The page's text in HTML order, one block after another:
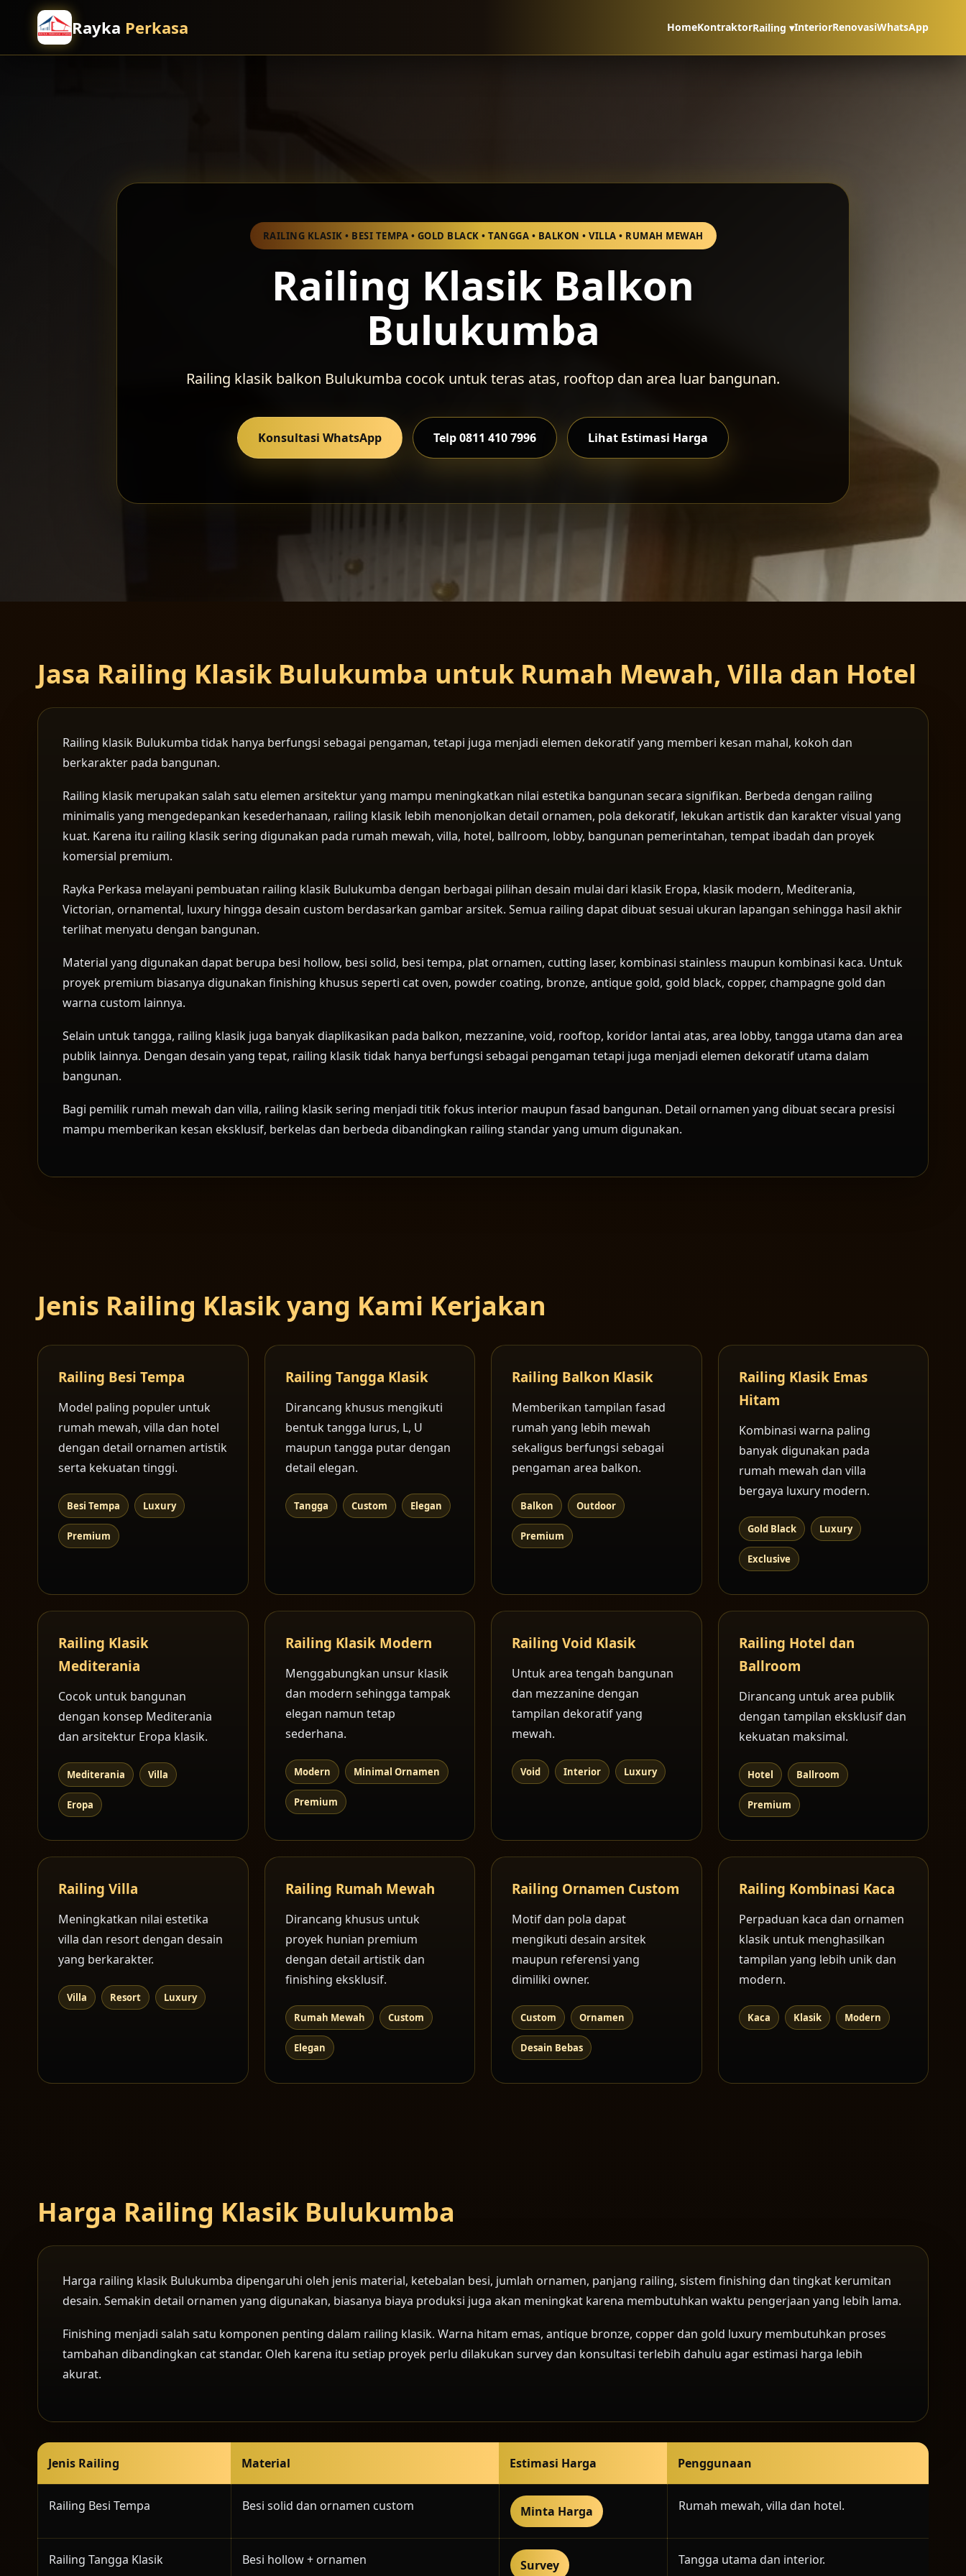
Rayka Perkasa HomeKontraktorRailing ▾InteriorRenovasiWhatsApp
RAILING KLASIK • BESI TEMPA • GOLD BLACK • TANGGA • BALKON • VILLA • RUMAH MEWAH
Railing Klasik Balkon
Bulukumba
Railing klasik balkon Bulukumba cocok untuk teras atas, rooftop dan area luar bangunan.
Konsultasi WhatsApp Telp 0811 410 7996 Lihat Estimasi Harga
Jasa Railing Klasik Bulukumba untuk Rumah Mewah, Villa dan Hotel
Railing klasik Bulukumba tidak hanya berfungsi sebagai pengaman, tetapi juga menjadi elemen dekoratif yang memberi kesan mahal, kokoh dan
berkarakter pada bangunan.
Railing klasik merupakan salah satu elemen arsitektur yang mampu meningkatkan nilai estetika bangunan secara signifikan. Berbeda dengan railing
minimalis yang mengedepankan kesederhanaan, railing klasik lebih menonjolkan detail ornamen, pola dekoratif, lekukan artistik dan karakter visual yang
kuat. Karena itu railing klasik sering digunakan pada rumah mewah, villa, hotel, ballroom, lobby, bangunan pemerintahan, tempat ibadah dan proyek
komersial premium.
Rayka Perkasa melayani pembuatan railing klasik Bulukumba dengan berbagai pilihan desain mulai dari klasik Eropa, klasik modern, Mediterania,
Victorian, ornamental, luxury hingga desain custom berdasarkan gambar arsitek. Semua railing dapat dibuat sesuai ukuran lapangan sehingga hasil akhir
terlihat menyatu dengan bangunan.
Material yang digunakan dapat berupa besi hollow, besi solid, besi tempa, plat ornamen, cutting laser, kombinasi stainless maupun kombinasi kaca. Untuk
proyek premium biasanya digunakan finishing khusus seperti cat oven, powder coating, bronze, antique gold, gold black, copper, champagne gold dan
warna custom lainnya.
Selain untuk tangga, railing klasik juga banyak diaplikasikan pada balkon, mezzanine, void, rooftop, koridor lantai atas, area lobby, tangga utama dan area
publik lainnya. Dengan desain yang tepat, railing klasik tidak hanya berfungsi sebagai pengaman tetapi juga menjadi elemen dekoratif utama dalam
bangunan.
Bagi pemilik rumah mewah dan villa, railing klasik sering menjadi titik fokus interior maupun fasad bangunan. Detail ornamen yang dibuat secara presisi
mampu memberikan kesan eksklusif, berkelas dan berbeda dibandingkan railing standar yang umum digunakan.
Jenis Railing Klasik yang Kami Kerjakan
Railing Besi Tempa
Model paling populer untuk
rumah mewah, villa dan hotel
dengan detail ornamen artistik
serta kekuatan tinggi.
Besi Tempa Luxury
Premium
Railing Tangga Klasik
Dirancang khusus mengikuti
bentuk tangga lurus, L, U
maupun tangga putar dengan
detail elegan.
Tangga Custom Elegan
Railing Balkon Klasik
Memberikan tampilan fasad
rumah yang lebih mewah
sekaligus berfungsi sebagai
pengaman area balkon.
Balkon Outdoor
Premium
Railing Klasik Emas
Hitam
Kombinasi warna paling
banyak digunakan pada
rumah mewah dan villa
bergaya luxury modern.
Gold Black Luxury
Exclusive
Railing Klasik
Mediterania
Cocok untuk bangunan
dengan konsep Mediterania
dan arsitektur Eropa klasik.
Mediterania Villa
Eropa
Railing Klasik Modern
Menggabungkan unsur klasik
dan modern sehingga tampak
elegan namun tetap
sederhana.
Modern Minimal Ornamen
Premium
Railing Void Klasik
Untuk area tengah bangunan
dan mezzanine dengan
tampilan dekoratif yang
mewah.
Void Interior Luxury
Railing Hotel dan
Ballroom
Dirancang untuk area publik
dengan tampilan eksklusif dan
kekuatan maksimal.
Hotel Ballroom
Premium
Railing Villa
Meningkatkan nilai estetika
villa dan resort dengan desain
yang berkarakter.
Villa Resort Luxury
Railing Rumah Mewah
Dirancang khusus untuk
proyek hunian premium
dengan detail artistik dan
finishing eksklusif.
Rumah Mewah Custom
Elegan
Railing Ornamen Custom
Motif dan pola dapat
mengikuti desain arsitek
maupun referensi yang
dimiliki owner.
Custom Ornamen
Desain Bebas
Railing Kombinasi Kaca
Perpaduan kaca dan ornamen
klasik untuk menghasilkan
tampilan yang lebih unik dan
modern.
Kaca Klasik Modern
Harga Railing Klasik Bulukumba
Harga railing klasik Bulukumba dipengaruhi oleh jenis material, ketebalan besi, jumlah ornamen, panjang railing, sistem finishing dan tingkat kerumitan
desain. Semakin detail ornamen yang digunakan, biasanya biaya produksi juga akan meningkat karena membutuhkan waktu pengerjaan yang lebih lama.
Finishing menjadi salah satu komponen penting dalam railing klasik. Warna hitam emas, antique bronze, copper dan gold luxury membutuhkan proses
tambahan dibandingkan cat standar. Oleh karena itu setiap proyek perlu dilakukan survey dan konsultasi terlebih dahulu agar estimasi harga lebih
akurat.
Jenis Railing Material Estimasi Harga Penggunaan
Railing Besi Tempa Besi solid dan ornamen custom Minta Harga Rumah mewah, villa dan hotel.
Railing Tangga Klasik Besi hollow + ornamen Survey Tangga utama dan interior.